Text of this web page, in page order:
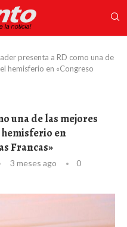
presenta a RD como una de
hemisferio en «Congreso
una de las mejores
en
Francas»
3 meses ago
0